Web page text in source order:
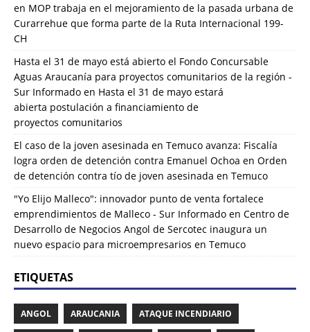
en MOP trabaja en el mejoramiento de la pasada urbana de
Curarrehue que forma parte de la Ruta Internacional 199-
CH
Hasta el 31 de mayo está abierto el Fondo Concursable
Aguas Araucanía para proyectos comunitarios de la región -
Sur Informado en Hasta el 31 de mayo estará
abierta postulación a financiamiento de
proyectos comunitarios
El caso de la joven asesinada en Temuco avanza: Fiscalía
logra orden de detención contra Emanuel Ochoa en Orden
de detención contra tío de joven asesinada en Temuco
"Yo Elijo Malleco": innovador punto de venta fortalece
emprendimientos de Malleco - Sur Informado en Centro de
Desarrollo de Negocios Angol de Sercotec inaugura un
nuevo espacio para microempresarios en Temuco
ETIQUETAS
ANGOL ARAUCANIA ATAQUE INCENDIARIO